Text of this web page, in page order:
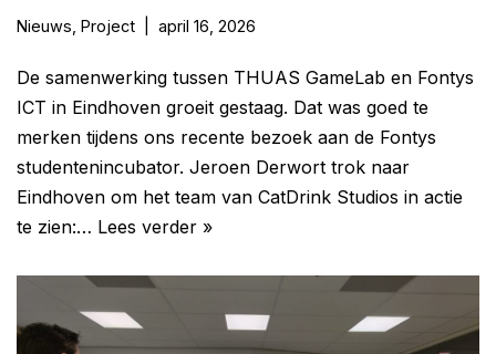
Nieuws Project april 16, 2026
De samenwerking tussen THUAS GameLab en Fontys
ICT in Eindhoven groeit gestaag. Dat was goed te
merken tijdens ons recente bezoek aan de Fontys
studentenincubator. Jeroen Derwort trok naar
Eindhoven om het team van CatDrink Studios in actie
te zien:… Lees verder »